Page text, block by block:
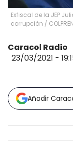
Exfiscal de la JEP
corrupción /
Caracol Radio
23/03/2021 -
Añadir